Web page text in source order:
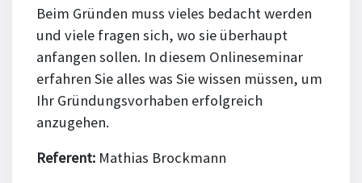
Beim Gründen muss vieles bedacht werden
und viele fragen sich, wo sie überhaupt
anfangen sollen. In diesem Onlineseminar
erfahren Sie alles was Sie wissen müssen, um
Ihr Gründungsvorhaben erfolgreich
anzugehen.
Referent: Mathias Brockmann